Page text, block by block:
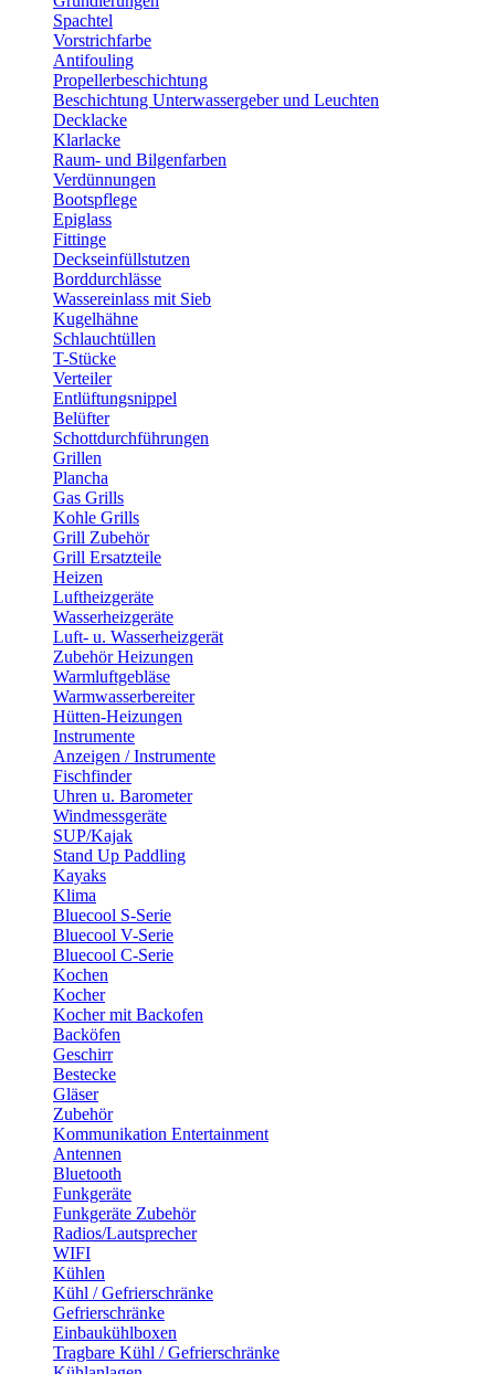
Spachtel
Vorstrichfarbe
Antifouling
Propellerbeschichtung
Beschichtung Unterwassergeber und Leuchten
Decklacke
Klarlacke
Raum- und Bilgenfarben
Verdünnungen
Bootspflege
Epiglass
Fittinge
Deckseinfüllstutzen
Borddurchlässe
Wassereinlass mit Sieb
Kugelhähne
Schlauchtüllen
T-Stücke
Verteiler
Entlüftungsnippel
Belüfter
Schottdurchführungen
Grillen
Plancha
Gas Grills
Kohle Grills
Grill Zubehör
Grill Ersatzteile
Heizen
Luftheizgeräte
Wasserheizgeräte
Luft- u. Wasserheizgerät
Zubehör Heizungen
Warmluftgebläse
Warmwasserbereiter
Hütten-Heizungen
Instrumente
Anzeigen / Instrumente
Fischfinder
Uhren u. Barometer
Windmessgeräte
SUP/Kajak
Stand Up Paddling
Kayaks
Klima
Bluecool S-Serie
Bluecool V-Serie
Bluecool C-Serie
Kochen
Kocher
Kocher mit Backofen
Backöfen
Geschirr
Bestecke
Gläser
Zubehör
Kommunikation Entertainment
Antennen
Bluetooth
Funkgeräte
Funkgeräte Zubehör
Radios/Lautsprecher
WIFI
Kühlen
Kühl / Gefrierschränke
Gefrierschränke
Einbaukühlboxen
Tragbare Kühl / Gefrierschränke